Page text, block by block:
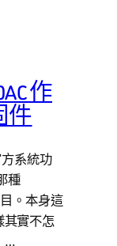
作
件
系統功
種
。本身這
其實不怎
…